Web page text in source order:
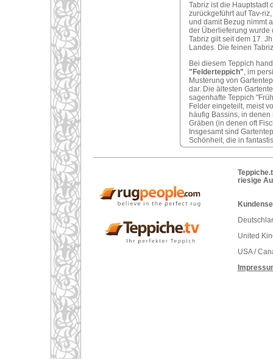
Tabriz ist die Hauptstadt
zurückgeführt auf Tav-
und damit Bezug nimmt
der Überlieferung wurde
Tabriz gilt seit dem 17.
Landes. Die feinen
Bei diesem Teppich
"Felderteppich", im
Musterung von
dar. Die ältesten
sagenhafte Teppich
Felder eingeteilt, meist
häufig Bassins, in
Gräben (in denen oft
Insgesamt sind
Schönheit, die in
riesige
United
USA /